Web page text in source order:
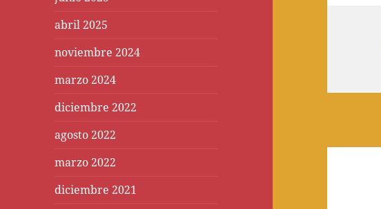
abril 2025
noviembre 2024
marzo 2024
diciembre 2022
agosto 2022
marzo 2022
diciembre 2021